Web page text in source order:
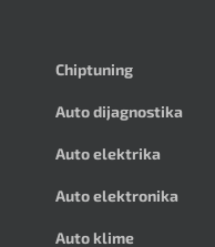
Chiptuning
Auto dijagnostika
Auto elektrika
Auto elektronika
Auto klime